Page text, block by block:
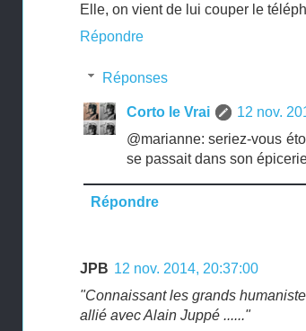
Elle, on vient de lui couper le
Répondre
Réponses
Corto le Vrai
12 nov.
@marianne: seriez-vous
se passait dans son
Répondre
JPB 12 nov. 2014, 20:37:00
"Connaissant les grands
allié avec Alain Juppé ......"